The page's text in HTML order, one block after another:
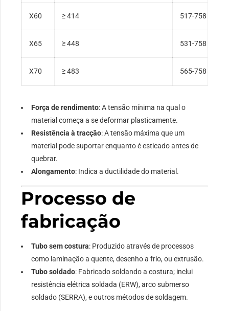
X60 ≥ 414 517-758
X65 ≥ 448 531-758
X70 ≥ 483 565-758
Força de rendimento: A tensão mínima na qual o
material começa a se deformar plasticamente.
Resistência à tracção: A tensão máxima que um
material pode suportar enquanto é esticado antes de
quebrar.
Alongamento: Indica a ductilidade do material.
Processo de
fabricação
Tubo sem costura: Produzido através de processos
como laminação a quente, desenho a frio, ou extrusão.
Tubo soldado: Fabricado soldando a costura; inclui
resistência elétrica soldada (ERW), arco submerso
soldado (SERRA), e outros métodos de soldagem.